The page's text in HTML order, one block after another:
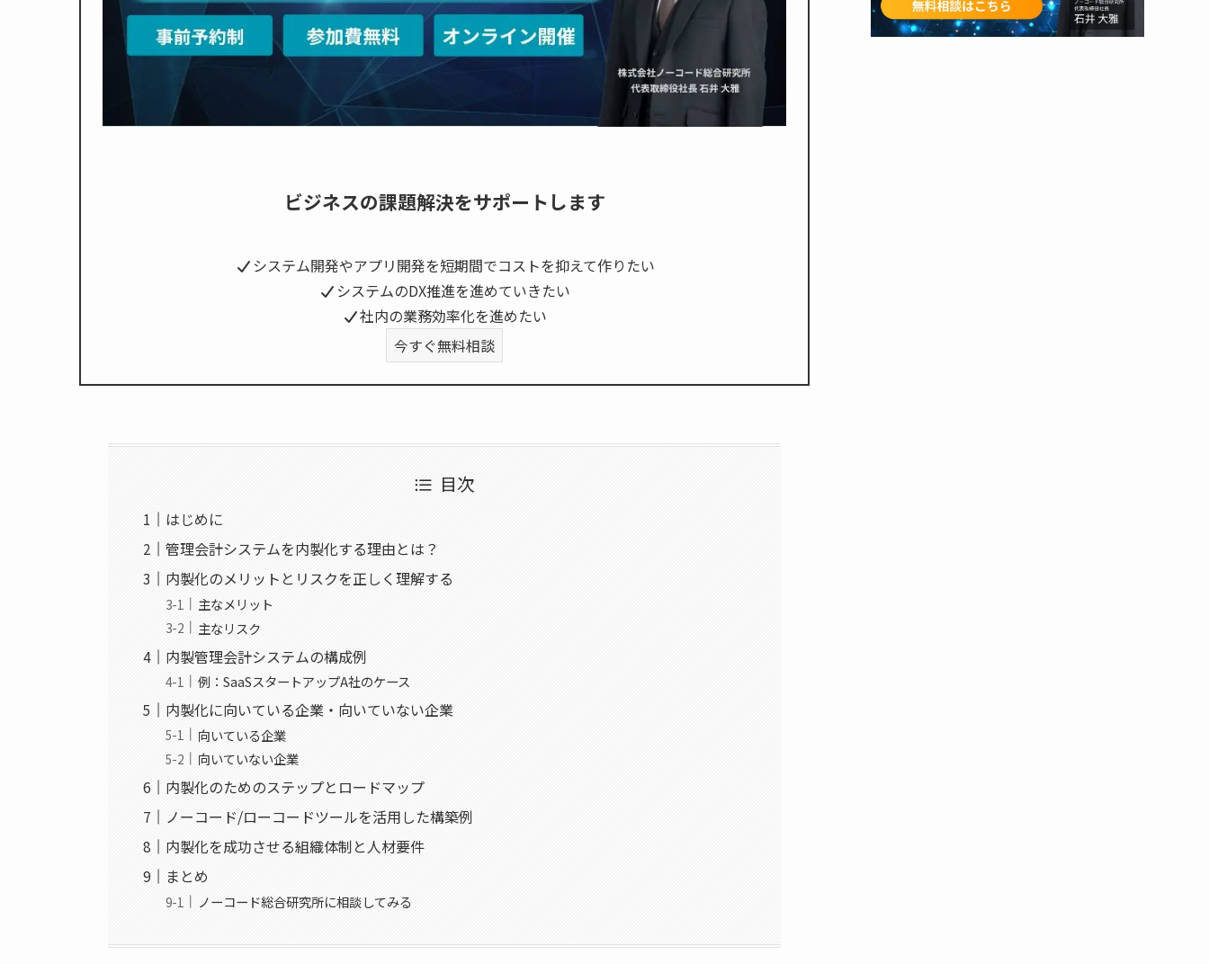
ビジネスの課題解決をサポートします
システム開発やアプリ開発を短期間でコストを抑えて作りたい
システムのDX推進を進めていきたい
社内の業務効率化を進めたい
今すぐ無料相談
目次
はじめに
管理会計システムを内製化する理由とは？
内製化のメリットとリスクを正しく理解する
主なメリット
主なリスク
内製管理会計システムの構成例
例：SaaSスタートアップA社のケース
内製化に向いている企業・向いていない企業
向いている企業
向いていない企業
内製化のためのステップとロードマップ
ノーコード/ローコードツールを活用した構築例
内製化を成功させる組織体制と人材要件
まとめ
ノーコード総合研究所に相談してみる